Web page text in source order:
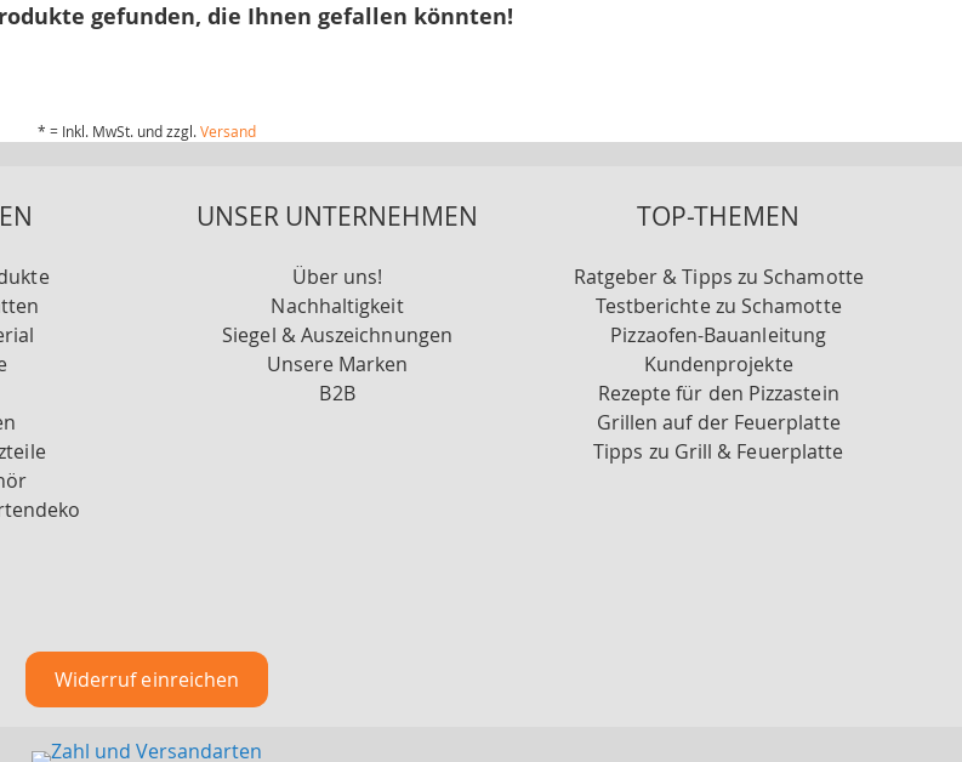
gefunden, die Ihnen gefallen könnten!
* = Inkl. MwSt. und zzgl.Versand
UNSER UNTERNEHMEN
Über uns!
Nachhaltigkeit
Siegel & Auszeichnungen
Unsere Marken
B2B
TOP-THEMEN
Ratgeber & Tipps zu Schamotte
Testberichte zu Schamotte
Pizzaofen-Bauanleitung
Kundenprojekte
Rezepte für den Pizzastein
Grillen auf der Feuerplatte
Tipps zu Grill & Feuerplatte
Widerruf einreichen